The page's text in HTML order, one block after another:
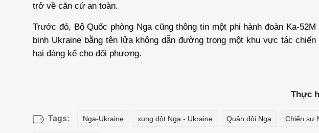
trở về căn cứ an toàn.
Trước đó, Bộ Quốc phòng Nga cũng thông tin một phi hành đoàn Ka-
binh Ukraine bằng tên lửa không dẫn đường trong một khu vực tác
hại đáng kể cho đối phương.
Thực
Tags: Nga-Ukraine xung đột Nga - Ukraine Quân đội Nga Chiến sự